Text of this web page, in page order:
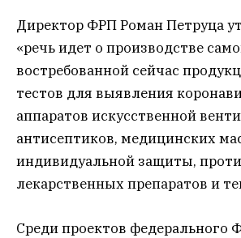
Директор ФРП Роман Петруца
«речь идет о производстве
востребованной сейчас
тестов для выявления
аппаратов искусственной
антисептиков, медицинских
индивидуальной защиты,
лекарственных препаратов и
Среди проектов федерального